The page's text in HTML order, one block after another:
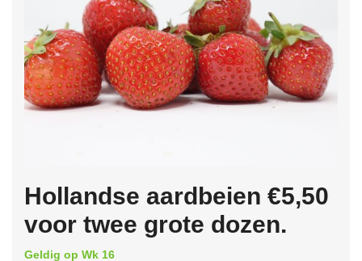
Hollandse aardbeien €5,50
voor twee grote dozen.
Geldig op Wk 16